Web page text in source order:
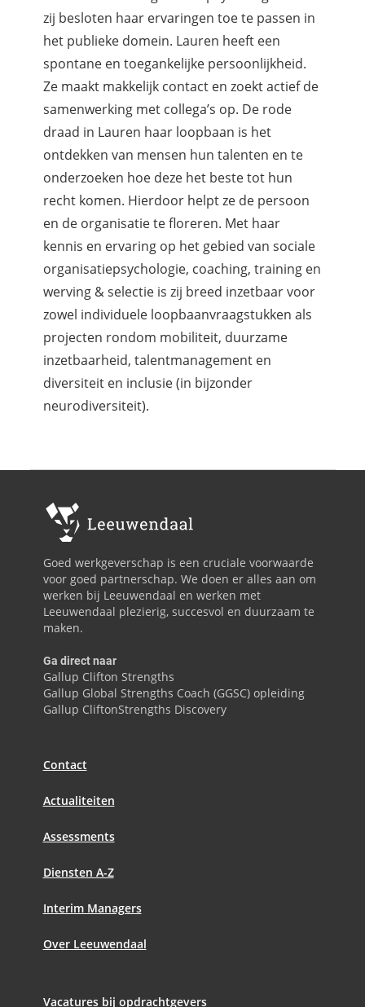
zij besloten haar ervaringen toe te passen in
het publieke domein. Lauren heeft een
spontane en toegankelijke persoonlijkheid.
Ze maakt makkelijk contact en zoekt actief de
samenwerking met collega’s op. De rode
draad in Lauren haar loopbaan is het
ontdekken van mensen hun talenten en te
onderzoeken hoe deze het beste tot hun
recht komen. Hierdoor helpt ze de persoon
en de organisatie te floreren. Met haar
kennis en ervaring op het gebied van sociale
organisatiepsychologie, coaching, training en
werving & selectie is zij breed inzetbaar voor
zowel individuele loopbaanvraagstukken als
projecten rondom mobiliteit, duurzame
inzetbaarheid, talentmanagement en
diversiteit en inclusie (in bijzonder
neurodiversiteit).
Goed werkgeverschap is een cruciale voorwaarde
voor goed partnerschap. We doen er alles aan om
werken bij Leeuwendaal en werken met
Leeuwendaal plezierig, succesvol en duurzaam te
maken.
Ga direct naar
Gallup Clifton Strengths
Gallup Global Strengths Coach (GGSC) opleiding
Gallup CliftonStrengths Discovery
Contact
Actualiteiten
Assessments
Diensten A-Z
Interim Managers
Over Leeuwendaal
Vacatures bij opdrachtgevers